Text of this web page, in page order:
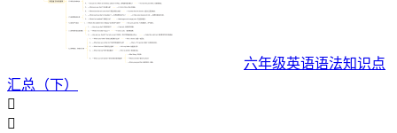
六年级英语语法知识点
汇总（下）

